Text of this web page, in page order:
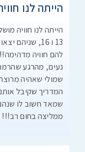
הייתה לנו
הייתה לנו חוויה
13 ו 16,
להם חוויה
נעים, מהרגע
שמולי שאהיה
המדריך שקיבל
שמאד חשוב לו
ממליצה בחום רב!!!